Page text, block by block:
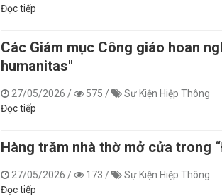
Đọc tiếp
Các Giám mục Công giáo hoan
humanitas"
27/05/2026 / 575 /
Sự Kiện Hiệp Thông
Đọc tiếp
Hàng trăm nhà thờ mở cửa trong
27/05/2026 / 173 /
Sự Kiện Hiệp Thông
Đọc tiếp